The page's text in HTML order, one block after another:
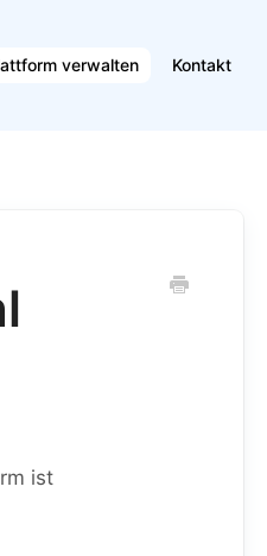
verwalten Kontakt
ist